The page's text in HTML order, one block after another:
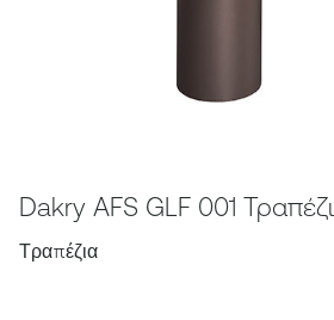
Dakry AFS GLF 001 Τραπέζι
Τραπέζια